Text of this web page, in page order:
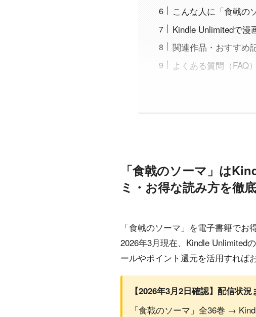
こんな人に「食戟の
Kindle Unlimitedで漫
関連作品・おすすめ
よくある質問（FAQ）
「食戟のソーマ」は
ミ・お得な読み方を徹
「食戟のソーマ」を電子書籍で
2026年3月現在、Kindle Unlimited
ールやポイント還元を活用すれば
【2026年3月2日確認】配信状況
「食戟のソーマ」全36巻 →